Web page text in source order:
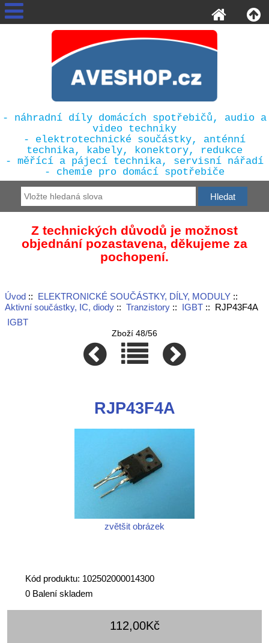
- náhradní díly domácích spotřebičů, audio a
video techniky
- elektrotechnické součástky, anténní
technika, kabely, konektory, redukce
- měřící a pájecí technika, servisní nářadí
- chemie pro domácí spotřebiče
Z technických důvodů je možnost
objednání pozastavena, děkujeme za
pochopení.
Úvod:: ELEKTRONICKÉ SOUČÁSTKY, DÍLY, MODULY::
Aktivní součástky, IC, diody:: Tranzistory:: IGBT:: RJP43F4A
IGBT
Zboží 48/56
RJP43F4A
zvětšit obrázek
Kód produktu: 102502000014300
0 Balení skladem
112,00Kč